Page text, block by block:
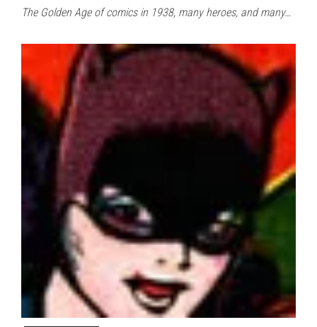
The Golden Age of comics in 1938, many heroes, and many…